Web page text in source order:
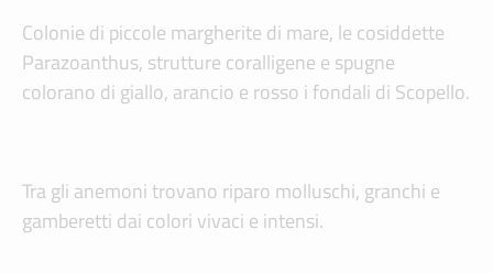
Colonie di piccole margherite di mare, le cosiddette
Parazoanthus, strutture coralligene e spugne
colorano di giallo, arancio e rosso i fondali di Scopello.
Tra gli anemoni trovano riparo molluschi, granchi e
gamberetti dai colori vivaci e intensi.